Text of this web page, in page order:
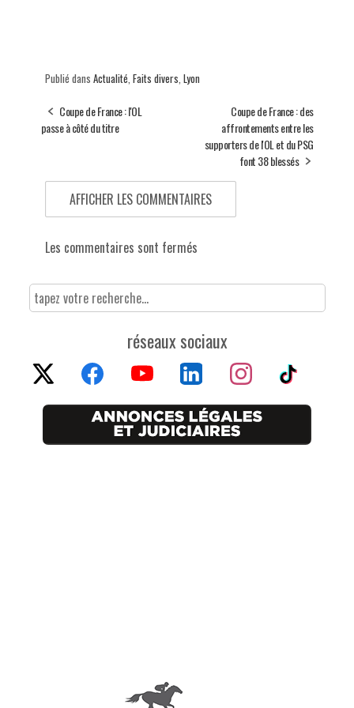
Publié dans Actualité, Faits divers, Lyon
Coupe de France : l'OL
passe à côté du titre
Coupe de France : des
affrontements entre les
supporters de l'OL et du PSG
font 38 blessés
AFFICHER LES COMMENTAIRES
Les commentaires sont fermés
réseaux sociaux